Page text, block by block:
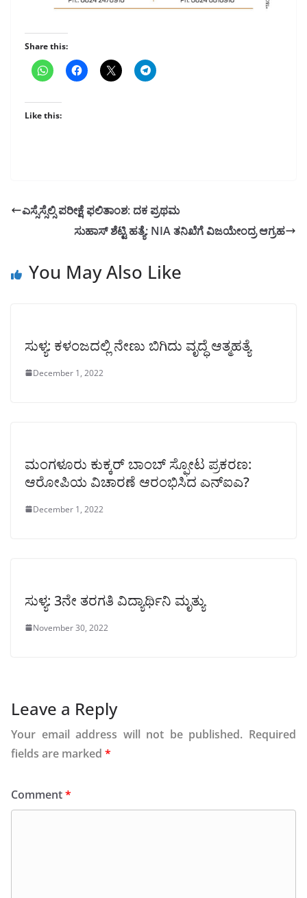
Share this:
Like this:
ಎಸ್ಸೆಸ್ಸೆಲ್ಸಿ ಪರೀಕ್ಷೆ ಫಲಿತಾಂಶ: ದಕ ಪ್ರಥಮ
ಸುಹಾಸ್ ಶೆಟ್ಟಿ ಹತ್ಯೆ: NIA ತನಿಖೆಗೆ ವಿಜಯೇಂದ್ರ ಆಗ್ರಹ
You May Also Like
ಸುಳ್ಯ: ಕಳಂಜದಲ್ಲಿ ನೇಣು ಬಿಗಿದು ವೃದ್ಧೆ ಆತ್ಮಹತ್ಯೆ
December 1, 2022
ಮಂಗಳೂರು ಕುಕ್ಕರ್ ಬಾಂಬ್ ಸ್ಫೋಟ ಪ್ರಕರಣ:
ಆರೋಪಿಯ ವಿಚಾರಣೆ ಆರಂಭಿಸಿದ ಎನ್‌ಐಎ?
December 1, 2022
ಸುಳ್ಯ: 3ನೇ ತರಗತಿ ವಿದ್ಯಾರ್ಥಿನಿ ಮೃತ್ಯು
November 30, 2022
Leave a Reply
Your email address will not be published. Required
fields are marked *
Comment*